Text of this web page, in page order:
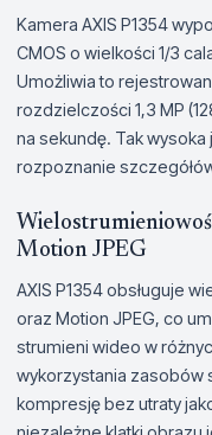
Kamera AXIS P1354
CMOS o wielkości 1/3
Umożliwia to
rozdzielczości 1,3 MP
na sekundę. Tak wysoka
rozpoznanie
Motion JPEG
AXIS P1354 obsługuje
oraz Motion JPEG, co
strumieni wideo w
wykorzystania zasobów
kompresję bez utraty